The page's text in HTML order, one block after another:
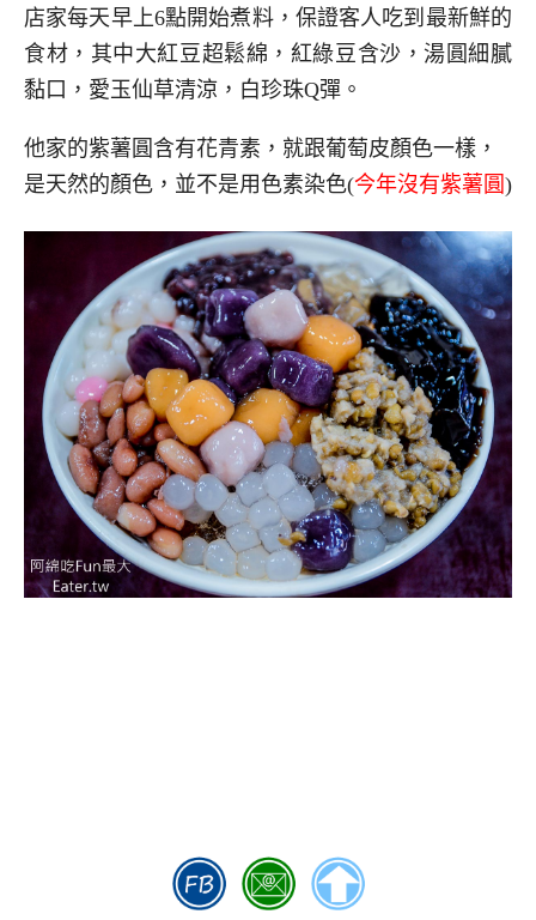
店家每天早上6點開始煮料，保證客人吃到最新鮮的
食材，其中大紅豆超鬆綿，紅綠豆含沙，湯圓細膩
黏口，愛玉仙草清涼，白珍珠Q彈。
他家的紫薯圓含有花青素，就跟葡萄皮顏色一樣，
是天然的顏色，並不是用色素染色(今年沒有紫薯圓)